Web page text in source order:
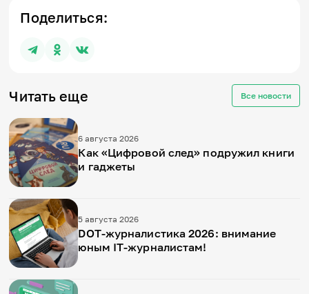
Поделиться:
Читать еще Все новости
6 августа 2026
Как «Цифровой след» подружил книги
и гаджеты
5 августа 2026
DOT-журналистика 2026: внимание
юным IT-журналистам!